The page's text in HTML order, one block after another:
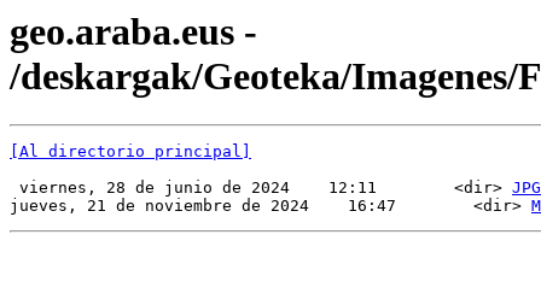
geo.araba.eus -
/deskargak/Geoteka/Imagenes/
[Al directorio principal]
viernes, 28 de junio de 2024    12:11        <dir> JPG
jueves, 21 de noviembre de 2024    16:47        <dir>